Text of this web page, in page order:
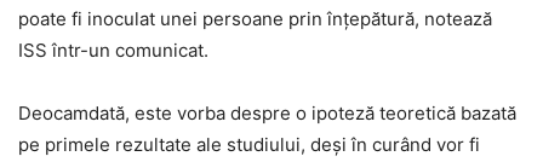
poate fi inoculat unei persoane prin înţepătură, notează
ISS într-un comunicat.
Deocamdată, este vorba despre o ipoteză teoretică bazată
pe primele rezultate ale studiului, deşi în curând vor fi